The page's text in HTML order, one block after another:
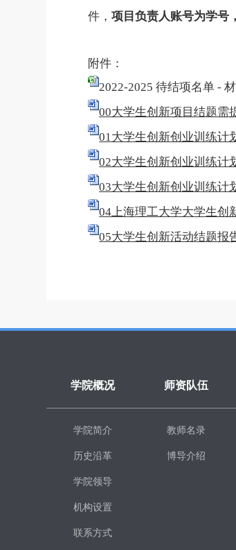
件，项目负责人账号为学号
附件：
2022-2025 待结项名单 -
00大学生创新项目结题需
01大学生创新创业训练计
02大学生创新创业训练计
03大学生创新创业训练计
04上海理工大学大学生创
05大学生创新活动结题报
学院概况
学院简介
历史沿革
学院领导
机构设置
联系方式
师资队伍
教师名录
博导介绍